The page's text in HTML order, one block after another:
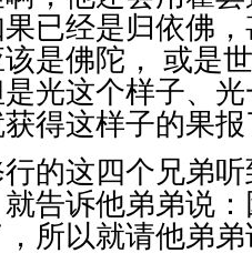
已经是归依佛
是佛陀， 或是
光这个样子、
得这样子的果
的这四个兄弟
告诉他弟弟说
所以就请他弟